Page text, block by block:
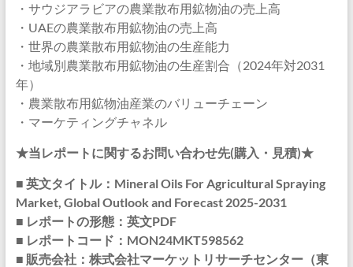
・サウジアラビアの農業散布用鉱物油の売上高
・UAEの農業散布用鉱物油の売上高
・世界の農業散布用鉱物油の生産能力
・地域別農業散布用鉱物油の生産割合（2024年対2031
年）
・農業散布用鉱物油産業のバリューチェーン
・マーケティングチャネル
★当レポートに関するお問い合わせ先(購入・見積)★
■ 英文タイトル：Mineral Oils For Agricultural Spraying
Market, Global Outlook and Forecast 2025-2031
■ レポートの形態：英文PDF
■ レポートコード：MON24MKT598562
■ 販売会社：株式会社マーケットリサーチセンター（東